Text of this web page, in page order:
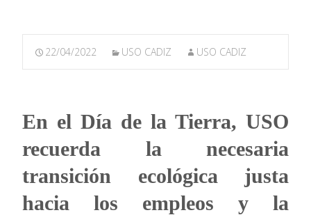
22/04/2022 USO CADIZ USO CADIZ
En el Día de la Tierra, USO
recuerda la necesaria
transición ecológica justa
hacia los empleos y la